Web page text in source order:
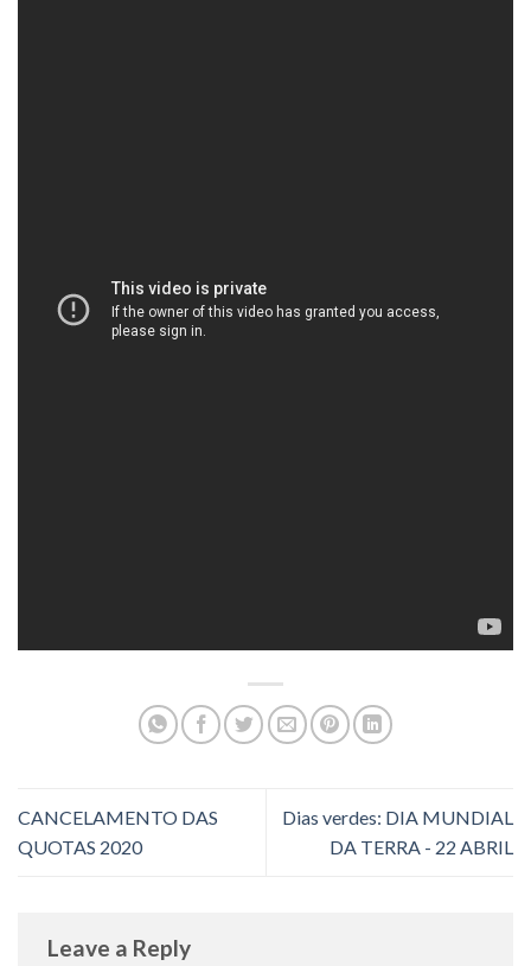
CANCELAMENTO DAS
QUOTAS 2020
Dias verdes: DIA MUNDIAL
DA TERRA - 22 ABRIL
Leave a Reply